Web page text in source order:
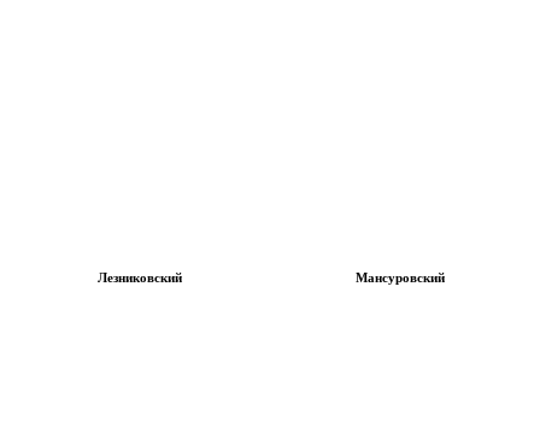
Лезниковский Мансуровский